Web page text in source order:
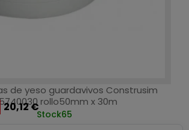
de yeso guardavivos Construsim
rollo50mm x 30m
20,12 €
Stock65